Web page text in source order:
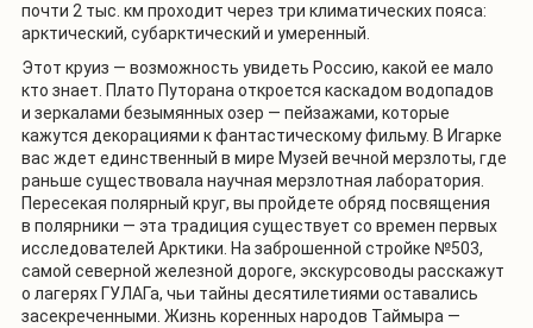
почти 2 тыс. км проходит через три климатических пояса:
арктический, субарктический и умеренный.
Этот круиз — возможность увидеть Россию, какой ее мало
кто знает. Плато Путорана откроется каскадом водопадов
и зеркалами безымянных озер — пейзажами, которые
кажутся декорациями к фантастическому фильму. В Игарке
вас ждет единственный в мире Музей вечной мерзлоты, где
раньше существовала научная мерзлотная лаборатория.
Пересекая полярный круг, вы пройдете обряд посвящения
в полярники — эта традиция существует со времен первых
исследователей Арктики. На заброшенной стройке №503,
самой северной железной дороге, экскурсоводы расскажут
о лагерях ГУЛАГа, чьи тайны десятилетиями оставались
засекреченными. Жизнь коренных народов Таймыра —